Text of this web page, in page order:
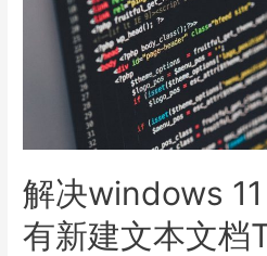
解决windows
有新建文本文档